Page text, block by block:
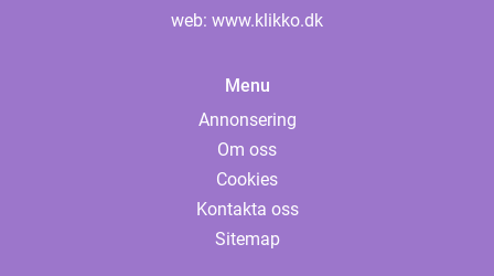
web: www.klikko.dk
Menu
Annonsering
Om oss
Cookies
Kontakta oss
Sitemap